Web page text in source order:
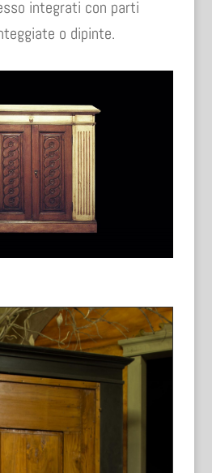
integrati con parti
o dipinte.